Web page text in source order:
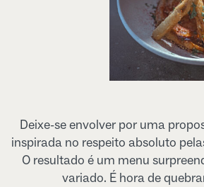
Deixe-se envolver por uma
inspirada no respeito absoluto
O resultado é um menu
variado. É hora de